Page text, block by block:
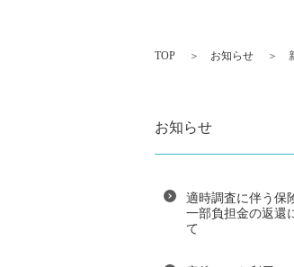
TOP お知らせ
お知らせ
適時調査に伴う保
一部負担金の返還
て